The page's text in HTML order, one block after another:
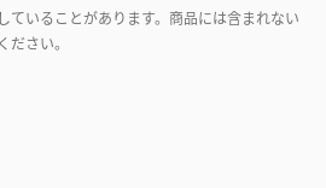
ていることがあります。商品には含まれない
さい。